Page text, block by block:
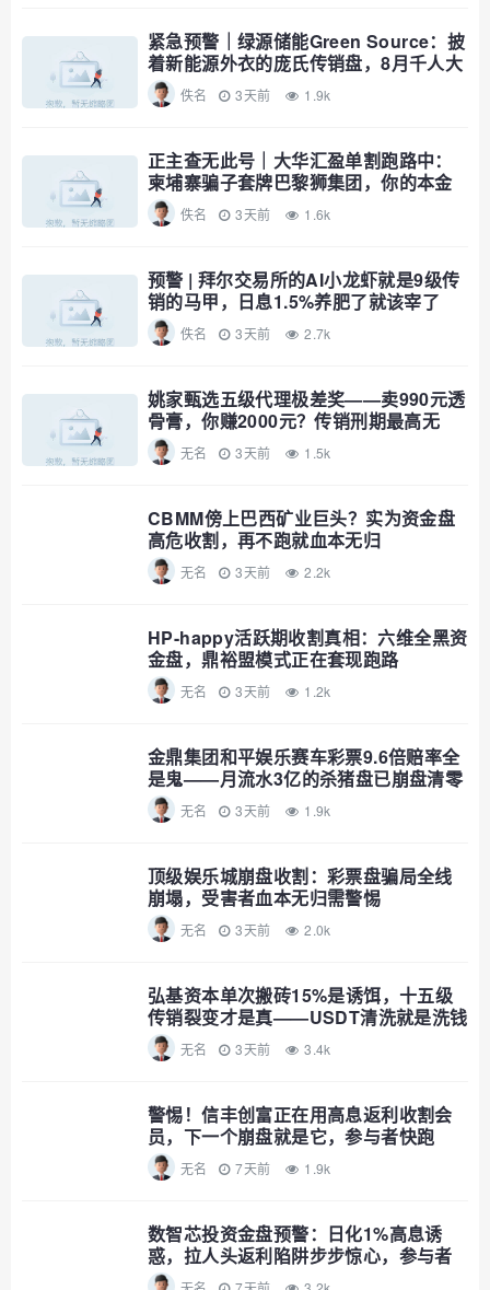
紧急预警｜绿源储能Green Source：披
着新能源外衣的庞氏传销盘，8月千人大
会就是收割信号
佚名 3天前 1.9k
正主查无此号｜大华汇盈单割跑路中：
柬埔寨骗子套牌巴黎狮集团，你的本金
已清零
佚名 3天前 1.6k
预警 | 拜尔交易所的AI小龙虾就是9级传
销的马甲，日息1.5%养肥了就该宰了
佚名 3天前 2.7k
姚家甄选五级代理极差奖——卖990元透
骨膏，你赚2000元？传销刑期最高无
期，自己算
无名 3天前 1.5k
CBMM傍上巴西矿业巨头？实为资金盘
高危收割，再不跑就血本无归
无名 3天前 2.2k
HP-happy活跃期收割真相：六维全黑资
金盘，鼎裕盟模式正在套现跑路
无名 3天前 1.2k
金鼎集团和平娱乐赛车彩票9.6倍赔率全
是鬼——月流水3亿的杀猪盘已崩盘清零
无名 3天前 1.9k
顶级娱乐城崩盘收割：彩票盘骗局全线
崩塌，受害者血本无归需警惕
无名 3天前 2.0k
弘基资本单次搬砖15%是诱饵，十五级
传销裂变才是真——USDT清洗就是洗钱
公告，趁资金池没爆赶紧撤
无名 3天前 3.4k
警惕！信丰创富正在用高息返利收割会
员，下一个崩盘就是它，参与者快跑
无名 7天前 1.9k
数智芯投资金盘预警：日化1%高息诱
惑，拉人头返利陷阱步步惊心，参与者
速避